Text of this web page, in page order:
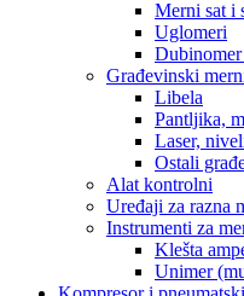
Merni sat i
Uglomeri
Građevinski
Libela
Pantljika,
Laser,
Ostali
Alat kontrolni
Uređaji za razna
Instrumenti za
Klešta
Unimer